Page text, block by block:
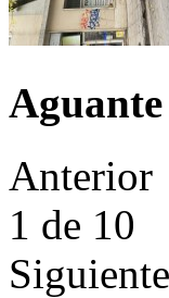
Anterior
1 de 10
Siguiente